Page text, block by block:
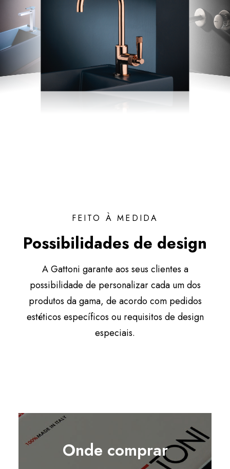
FEITO À MEDIDA
Possibilidades de design
A Gattoni garante aos seus clientes a
possibilidade de personalizar cada um dos
produtos da gama, de acordo com pedidos
estéticos específicos ou requisitos de design
especiais.
Onde comprar